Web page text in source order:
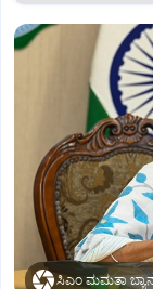
ಸಿಎಂ ಮಮತಾ